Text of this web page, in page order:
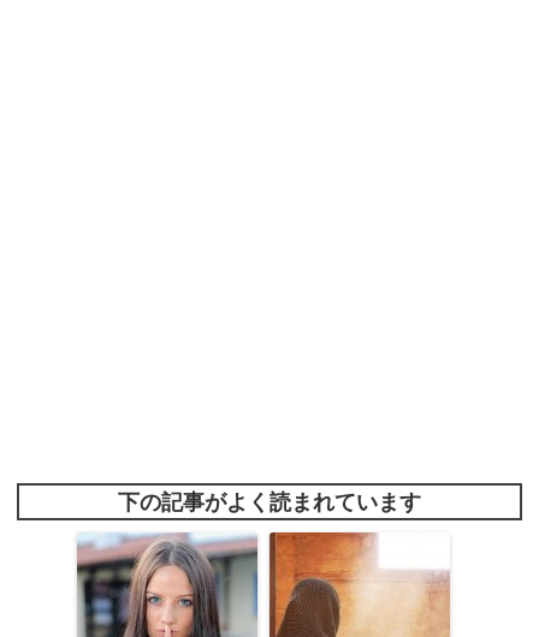
下の記事がよく読まれています